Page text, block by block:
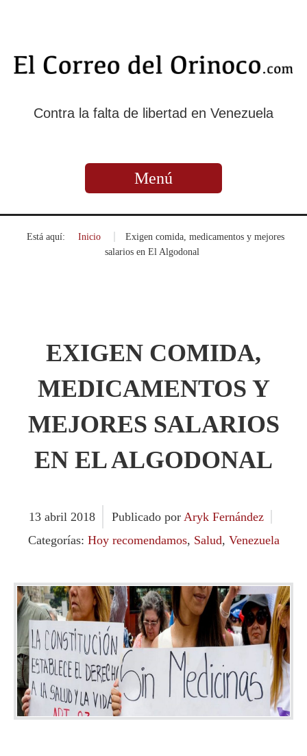
Contra la falta de libertad en Venezuela
Menú
Está aquí: Inicio
Exigen comida, medicamentos y mejores
salarios en El Algodonal
EXIGEN COMIDA,
MEDICAMENTOS Y
MEJORES SALARIOS
EN EL ALGODONAL
13 abril 2018 Publicado por Aryk Fernández
Categorías: Hoy recomendamos, Salud, Venezuela